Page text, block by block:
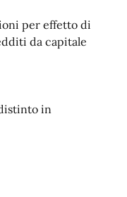
per effetto di
da capitale
in